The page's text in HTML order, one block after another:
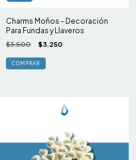
Charms Moños - Decoración
Para Fundas y Llaveros
$3.500 $3.250